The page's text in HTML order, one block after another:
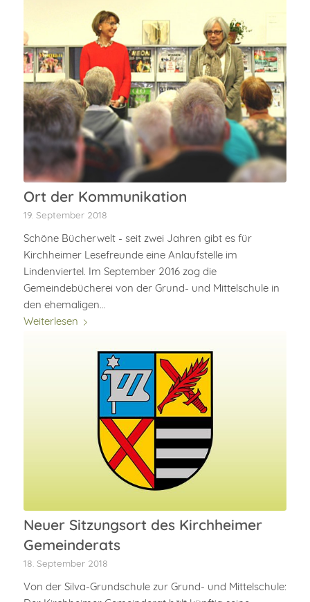
Ort der Kommunikation
19. September 2018
Schöne Bücherwelt - seit zwei Jahren gibt es für
Kirchheimer Lesefreunde eine Anlaufstelle im
Lindenviertel. Im September 2016 zog die
Gemeindebücherei von der Grund- und Mittelschule in
den ehemaligen…
Weiterlesen
Neuer Sitzungsort des Kirchheimer
Gemeinderats
18. September 2018
Von der Silva-Grundschule zur Grund- und Mittelschule: